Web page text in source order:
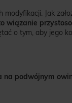
Jak
wiązanie
o tym, aby jego
na podwójnym